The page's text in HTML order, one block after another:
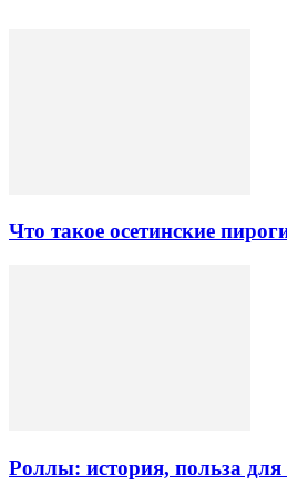
Что такое осетинские
Роллы: история, польза